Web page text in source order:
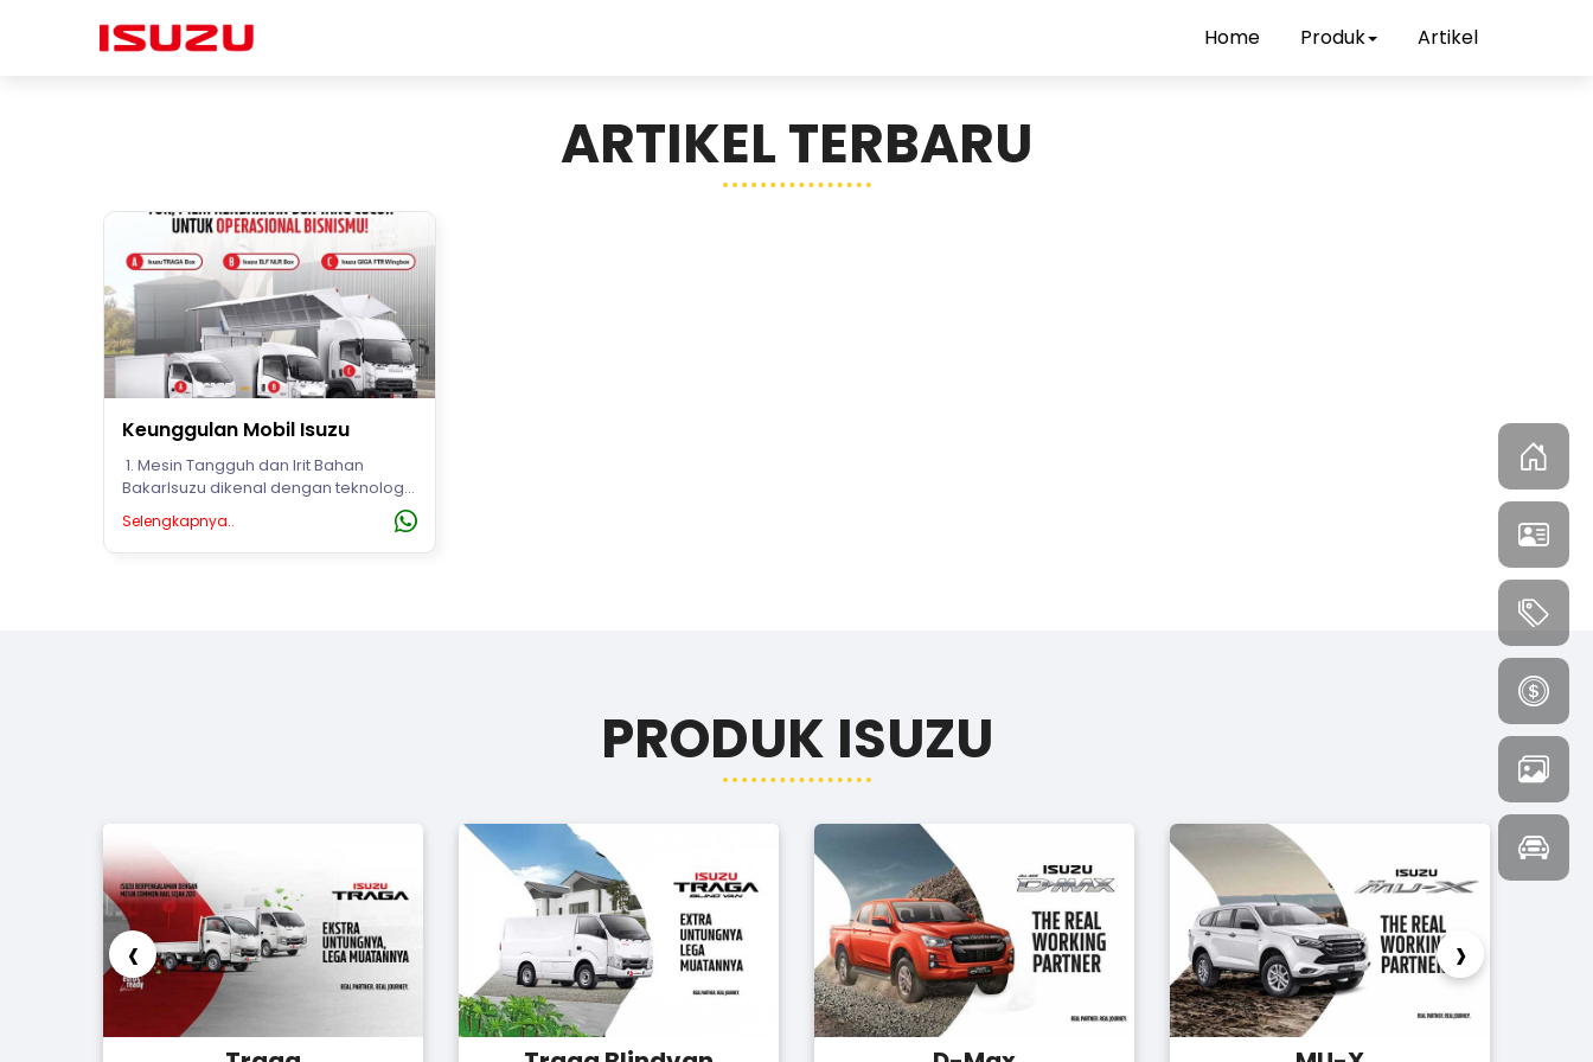
Home Produk Artikel
ARTIKEL TERBARU
Keunggulan Mobil Isuzu
1. Mesin Tangguh dan Irit Bahan
BakarIsuzu dikenal dengan teknologi
mesin diesel yang handal dan efisien.
Mesin ini dirancang untuk
memberikan...
Selengkapnya..
PRODUK ISUZU
‹ ›